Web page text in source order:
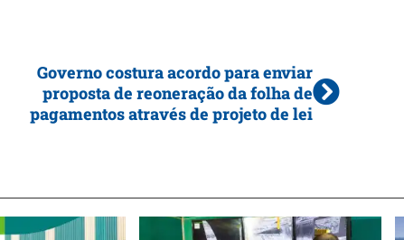
Governo costura acordo para enviar
proposta de reoneração da folha de
pagamentos através de projeto de lei